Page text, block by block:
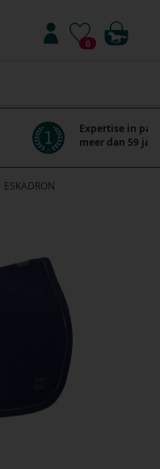
0
Expertise in
meer dan 59
ESKADRON